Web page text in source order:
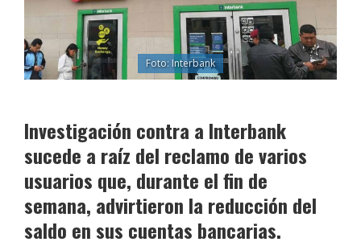
Foto: Interbank
Investigación contra a Interbank
sucede a raíz del reclamo de varios
usuarios que, durante el fin de
semana, advirtieron la reducción del
saldo en sus cuentas bancarias.